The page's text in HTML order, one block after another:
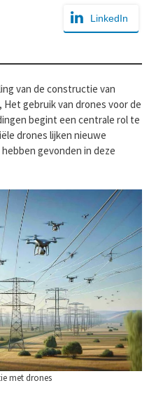
LinkedIn
van de constructie van
gebruik van drones voor de
begint een centrale rol te
drones lijken nieuwe
gevonden in deze
met drones